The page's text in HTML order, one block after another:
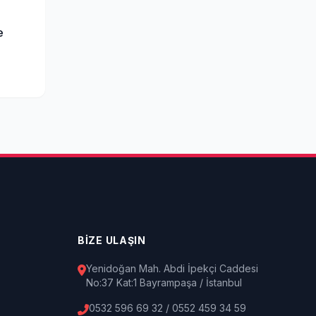
BİZE ULAŞIN
Yenidoğan Mah. Abdi İpekçi Caddesi
No:37 Kat:1 Bayrampaşa / İstanbul
0532 596 69 32 / 0552 459 34 59